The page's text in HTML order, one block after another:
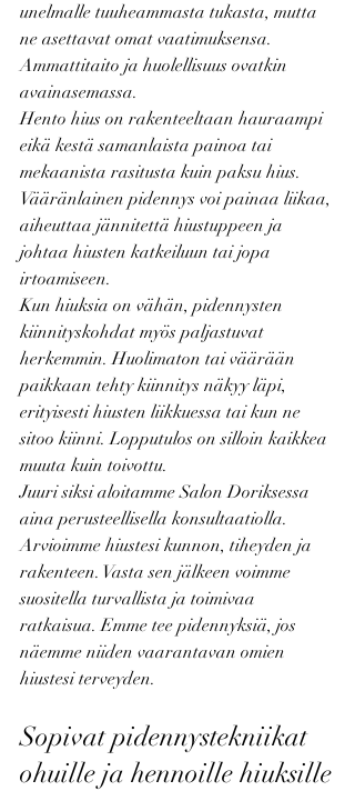
unelmalle tuuheammasta tukasta, mutta
ne asettavat omat vaatimuksensa.
Ammattitaito ja huolellisuus ovatkin
avainasemassa.
Hento hius on rakenteeltaan hauraampi
eikä kestä samanlaista painoa tai
mekaanista rasitusta kuin paksu hius.
Vääränlainen pidennys voi painaa liikaa,
aiheuttaa jännitettä hiustuppeen ja
johtaa hiusten katkeiluun tai jopa
irtoamiseen.
Kun hiuksia on vähän, pidennysten
kiinnityskohdat myös paljastuvat
herkemmin. Huolimaton tai väärään
paikkaan tehty kiinnitys näkyy läpi,
erityisesti hiusten liikkuessa tai kun ne
sitoo kiinni. Lopputulos on silloin kaikkea
muuta kuin toivottu.
Juuri siksi aloitamme Salon Doriksessa
aina perusteellisella konsultaatiolla.
Arvioimme hiustesi kunnon, tiheyden ja
rakenteen. Vasta sen jälkeen voimme
suositella turvallista ja toimivaa
ratkaisua. Emme tee pidennyksiä, jos
näemme niiden vaarantavan omien
hiustesi terveyden.
Sopivat pidennystekniikat
ohuille ja hennoille hiuksille